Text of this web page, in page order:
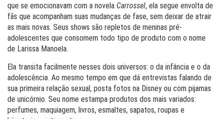
que se emocionavam com a novela Carrossel, ela segue envolta de
fãs que acompanham suas mudanças de fase, sem deixar de atrair
as mais novas. Seus shows são repletos de meninas pré-
adolescentes que consomem todo tipo de produto com o nome
de Larissa Manoela.
Ela transita facilmente nesses dois universos: o da infância e o da
adolescência. Ao mesmo tempo em que dá entrevistas falando de
sua primeira relação sexual, posta fotos na Disney ou com pijamas
de unicórnio. Seu nome estampa produtos dos mais variados:
perfumes, maquiagem, livros, esmaltes, sapatos, roupas e